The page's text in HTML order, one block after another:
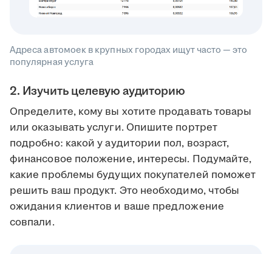
Адреса автомоек в крупных городах ищут часто — это
популярная услуга
2. Изучить целевую аудиторию
Определите, кому вы хотите продавать товары
или оказывать услуги. Опишите портрет
подробно: какой у аудитории пол, возраст,
финансовое положение, интересы. Подумайте,
какие проблемы будущих покупателей поможет
решить ваш продукт. Это необходимо, чтобы
ожидания клиентов и ваше предложение
совпали.